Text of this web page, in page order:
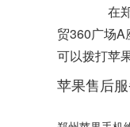
在郑
贸360广场
可以拨打苹
苹果售后